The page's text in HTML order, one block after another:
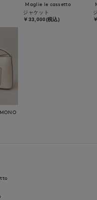
Maglie le cassetto
ジャケット
￥33,000(税込)